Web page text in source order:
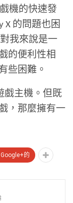
機的快速發
X 的問題也困
我來說是一
的便利性相
些困難。
戲主機。但既
，那麼擁有一
Google+的